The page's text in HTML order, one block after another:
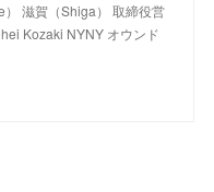
） 滋賀（Shiga） 取締役営
Kozaki NYNY オウンド